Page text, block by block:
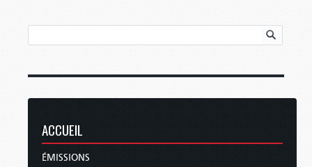
ACCUEIL
ÉMISSIONS